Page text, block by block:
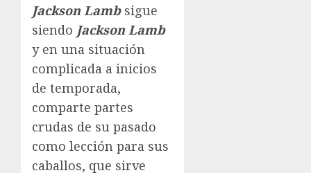
Jackson Lambsigue
siendo Jackson Lamb
y en una situación
complicada a inicios
de temporada,
comparte partes
crudas de su pasado
como lección para sus
caballos, que sirve